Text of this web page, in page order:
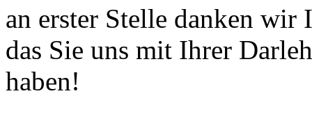
an erster Stelle danken wir
das Sie uns mit Ihrer
haben!